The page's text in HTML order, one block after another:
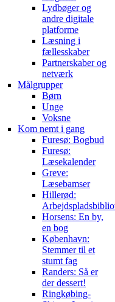
Lydbøger og
andre digitale
platforme
Læsning i
fællesskaber
Partnerskaber og
netværk
Målgrupper
Børn
Unge
Voksne
Kom nemt i gang
Furesø: Bogbud
Furesø:
Læsekalender
Greve:
Læsebamser
Hillerød:
Horsens: En by,
en bog
København:
Stemmer til et
stumt fag
Randers: Så er
der dessert!
Ringkøbing-